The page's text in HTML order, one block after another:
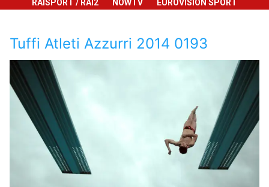
RAISPORT / RAI2
NOWTV EUROVISION SPORT
Tuffi Atleti Azzurri 2014 0193